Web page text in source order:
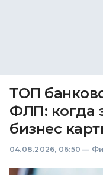
ТОП
ФЛП: когда
бизнес
04.08.2026, 06:50 —